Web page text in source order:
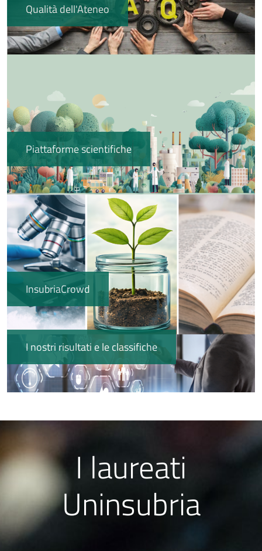
Qualità dell'Ateneo
Piattaforme scientifiche
Immagine
InsubriaCrowd
Immagine
I nostri risultati e le classifiche
Immagine
I laureati
Uninsubria